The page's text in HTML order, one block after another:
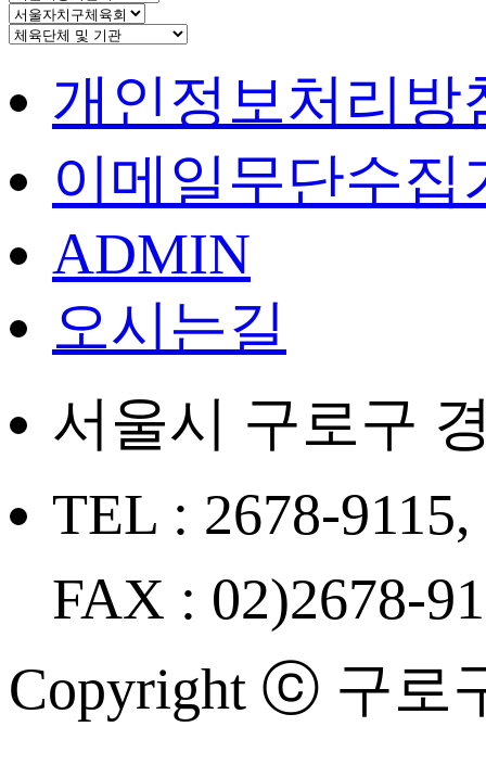
개인정보처리방
이메일무단수집
ADMIN
오시는길
서울시 구로구
TEL : 2678-9115,
FAX : 02)2678-
Copyright ⓒ 구로